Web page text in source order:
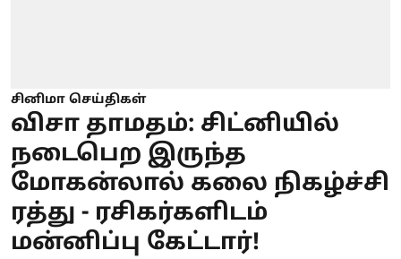
சினிமா செய்திகள்
விசா தாமதம்: சிட்னியில்
நடைபெற இருந்த
மோகன்லால் கலை நிகழ்ச்சி
ரத்து - ரசிகர்களிடம்
மன்னிப்பு கேட்டார்!